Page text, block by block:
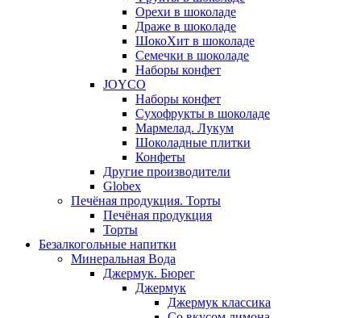
Орехи в шоколаде
Драже в шоколаде
ШокоХит в шоколаде
Семечки в шоколаде
Наборы конфет
JOYCO
Наборы конфет
Сухофрукты в шоколаде
Мармелад. Лукум
Шоколадные плитки
Конфеты
Другие производители
Globex
Печёная продукция. Торты
Печёная продукция
Торты
Безалкогольные напитки
Минеральная Вода
Джермук. Бюрег
Джермук
Джермук классика